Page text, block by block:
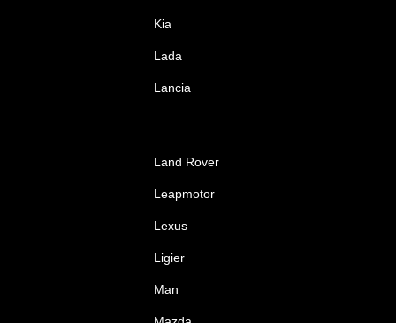
Kia
Lada
Lancia
Land Rover
Leapmotor
Lexus
Ligier
Man